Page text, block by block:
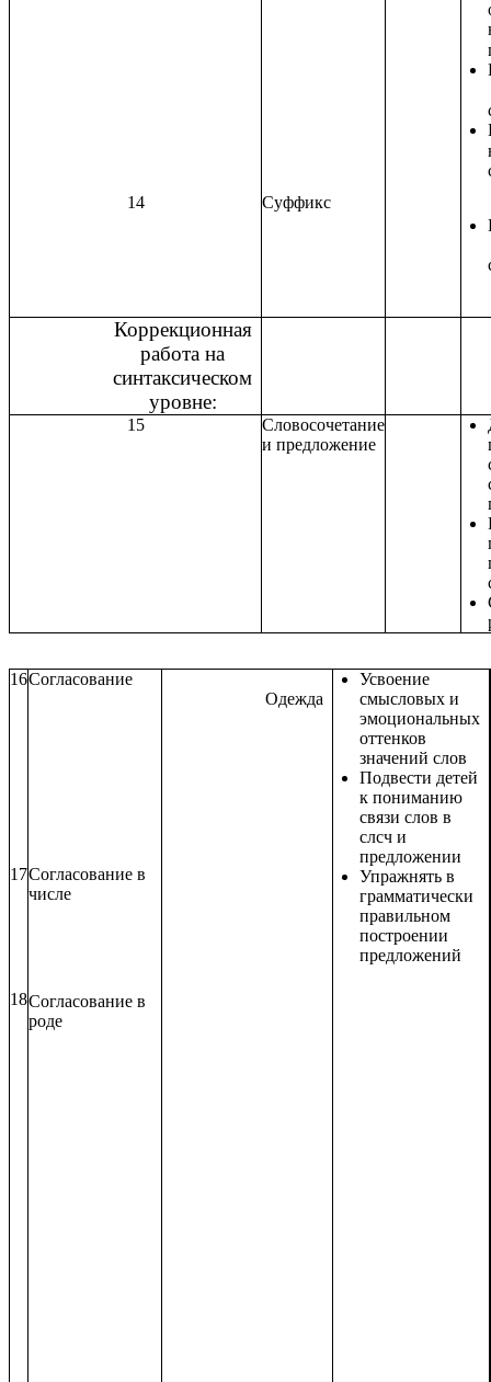
14 Суффикс
Коррекционная
работа на
синтаксическом
уровне:
15
Словосочетание
и предложение
16
17
18
Согласование
Согласование в
числе
Согласование в
роде
Одежда
Усвоение
смысловых и
эмоциональных
оттенков
значений слов
Подвести детей
к пониманию
связи слов в
слсч и
предложении
Упражнять в
грамматически
правильном
построении
предложений